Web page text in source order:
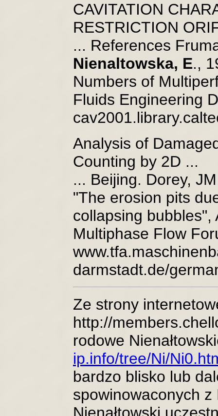
CAVITATION
RESTRICTION
... References
Nienaltowska, E.,
Numbers of
Fluids Engineering
Analysis of
Counting by 2D ...
... Beijing. Dorey,
"The erosion pits
collapsing bubbles",
Multiphase Flow
darmstadt.de/
Ze strony
http://
rodowe
ip.info/tree/Ni/
bardzo blisko lub
spowinowaconych z